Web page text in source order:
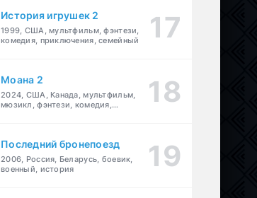
История игрушек 2
1999, США, мультфильм, фэнтези,
комедия, приключения, семейный
Моана 2
2024, США, Канада, мультфильм,
мюзикл, фэнтези, комедия,
Последний бронепоезд
2006, Россия, Беларусь, боевик,
военный, история